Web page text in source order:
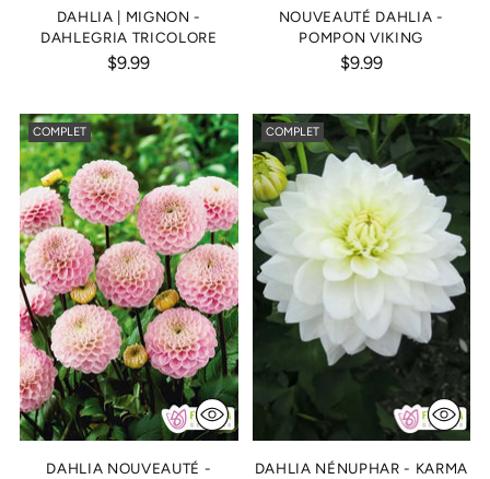
DAHLIA | MIGNON -
DAHLEGRIA TRICOLORE
$9.99
NOUVEAUTÉ DAHLIA -
POMPON VIKING
$9.99
COMPLET
DAHLIA NOUVEAUTÉ -
COMPLET
DAHLIA NÉNUPHAR - KARMA